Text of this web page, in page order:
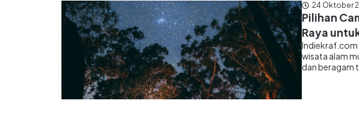
24 Oktober
Pilihan
Raya
Indiekraf.com
wisata alam
dan beragam